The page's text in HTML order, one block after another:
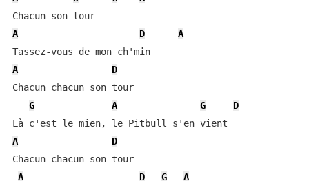
Chacun son tour
A
D
A
Tassez-vous de mon ch'min
A
D
Chacun chacun son tour
G
A G
D
A
D
Chacun chacun son tour
A
D G
A